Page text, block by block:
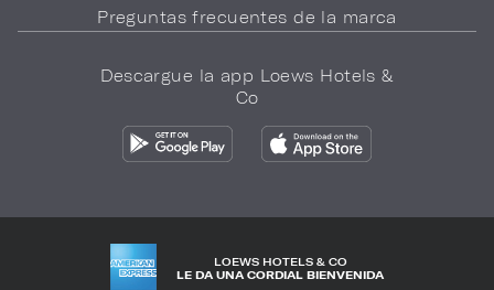
Preguntas frecuentes de la marca
Descargue la app Loews Hotels &
Co
LOEWS HOTELS & CO
LE DA UNA CORDIAL BIENVENIDA